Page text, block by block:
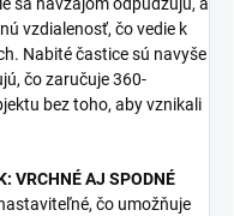
sa navzájom odpudzujú, a
vzdialenosť, čo vedie k
Nabité častice sú navyše
čo zaručuje 360-
bez toho, aby vznikali
VRCHNÉ AJ SPODNÉ
čo umožňuje